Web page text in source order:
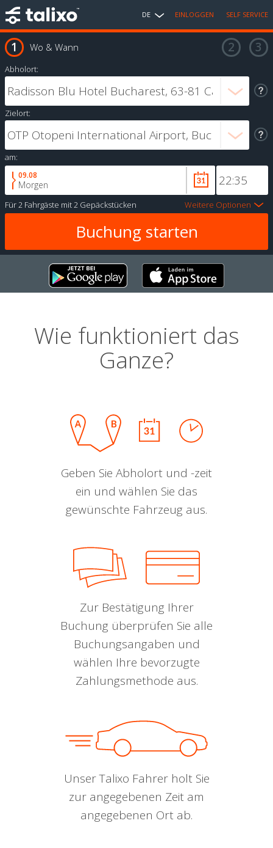
DE EINLOGGEN SELF SERVICE
Wo & Wann
Abholort:
Zielort:
am:
09.08
Morgen
Für2 Fahrgäste mit2 Gepäckstücken Weitere Optionen
Wie funktioniert das
Ganze?
Geben Sie Abholort und -zeit
ein und wählen Sie das
gewünschte Fahrzeug aus.
Zur Bestätigung Ihrer
Buchung überprüfen Sie alle
Buchungsangaben und
wählen Ihre bevorzugte
Zahlungsmethode aus.
Unser Talixo Fahrer holt Sie
zur angegebenen Zeit am
angegebenen Ort ab.